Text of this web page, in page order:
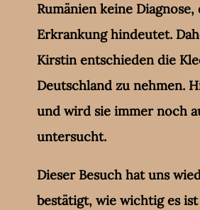
Rumänien keine Diagnose,
Erkrankung hindeutet.
Kirstin entschieden die
Deutschland zu nehmen.
und wird sie immer noch
untersucht.
Dieser Besuch hat uns
bestätigt, wie wichtig es